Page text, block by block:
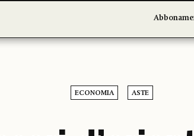
ECONOMIA ASTE